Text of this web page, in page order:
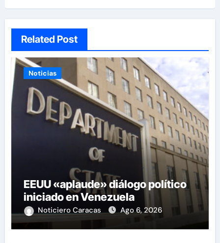
Related Post
Noticias
EEUU «aplaude» diálogo político
iniciado en Venezuela
Noticiero Caracas Ago 6, 2026